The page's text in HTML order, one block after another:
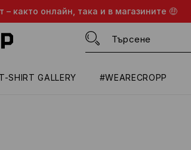
както онлайн, така и в магазините 🤑
T-SHIRT GALLERY #WEARECROPP